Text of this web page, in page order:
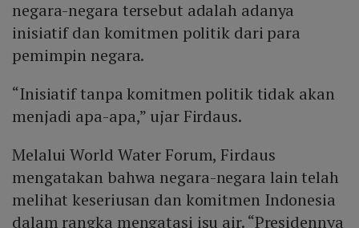
negara-negara tersebut adalah adanya
inisiatif dan komitmen politik dari para
pemimpin negara.
“Inisiatif tanpa komitmen politik tidak akan
menjadi apa-apa,” ujar Firdaus.
Melalui World Water Forum, Firdaus
mengatakan bahwa negara-negara lain telah
melihat keseriusan dan komitmen Indonesia
dalam rangka mengatasi isu air. “Presidennya